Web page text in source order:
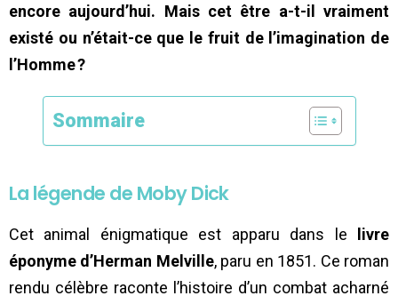
encore aujourd’hui. Mais cet être a-t-il vraiment
existé ou n’était-ce que le fruit de l’imagination de
l’Homme ?
Sommaire
La légende de Moby Dick
Cet animal énigmatique est apparu dans le livre
éponyme d’Herman Melville, paru en 1851. Ce roman
rendu célèbre raconte l’histoire d’un combat acharné